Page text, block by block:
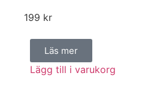
199 kr
Läs mer
Lägg till i varukorg